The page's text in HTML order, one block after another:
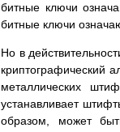
битные ключи
битные ключи
Но в
криптографический
металлических
устанавливает
образом, может